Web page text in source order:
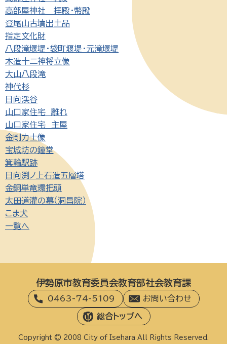
高部屋神社 拝殿・幣殿
登尾山古墳出土品
指定文化財
八段滝堰堤・袋町堰堤・元滝堰堤
木造十二神将立像
大山八段滝
神代杉
日向渓谷
山口家住宅 離れ
山口家住宅 主屋
金剛力士像
宝城坊の鐘堂
箕輪駅跡
日向渕ノ上石造五層塔
金銅単竜環把頭
太田道灌の墓（洞昌院）
こま犬
一覧へ
伊勢原市教育委員会教育部社会教育課
0463-74-5109 お問い合わせ
総合トップへ
Copyright © 2008 City of Isehara All Rights Reserved.